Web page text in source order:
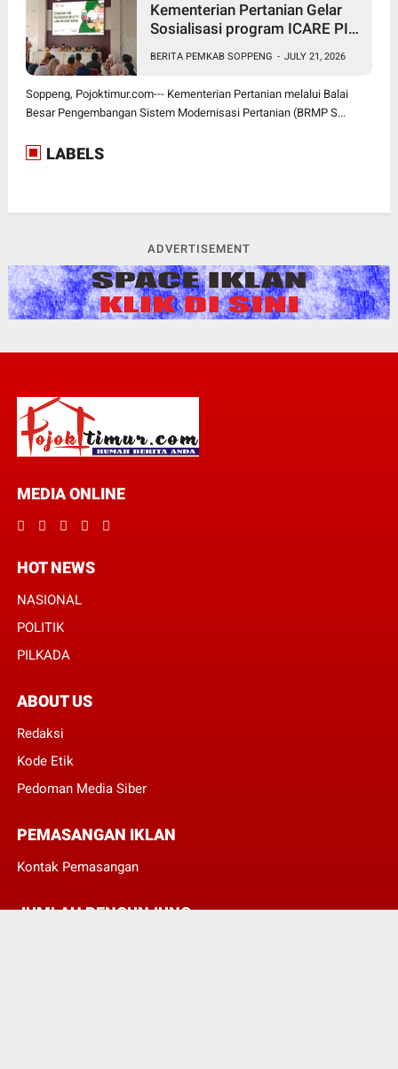
Kementerian Pertanian Gelar
Sosialisasi program ICARE PIU
BERITA PEMKAB SOPPENG - JULY 21, 2026
Soppeng, Pojoktimur.com--- Kementerian Pertanian melalui Balai
Besar Pengembangan Sistem Modernisasi Pertanian (BRMP S...
LABELS
ADVERTISEMENT
MEDIA ONLINE
HOT NEWS
NASIONAL
POLITIK
PILKADA
ABOUT US
Redaksi
Kode Etik
Pedoman Media Siber
PEMASANGAN IKLAN
Kontak Pemasangan
JUMLAH PENGUNJUNG